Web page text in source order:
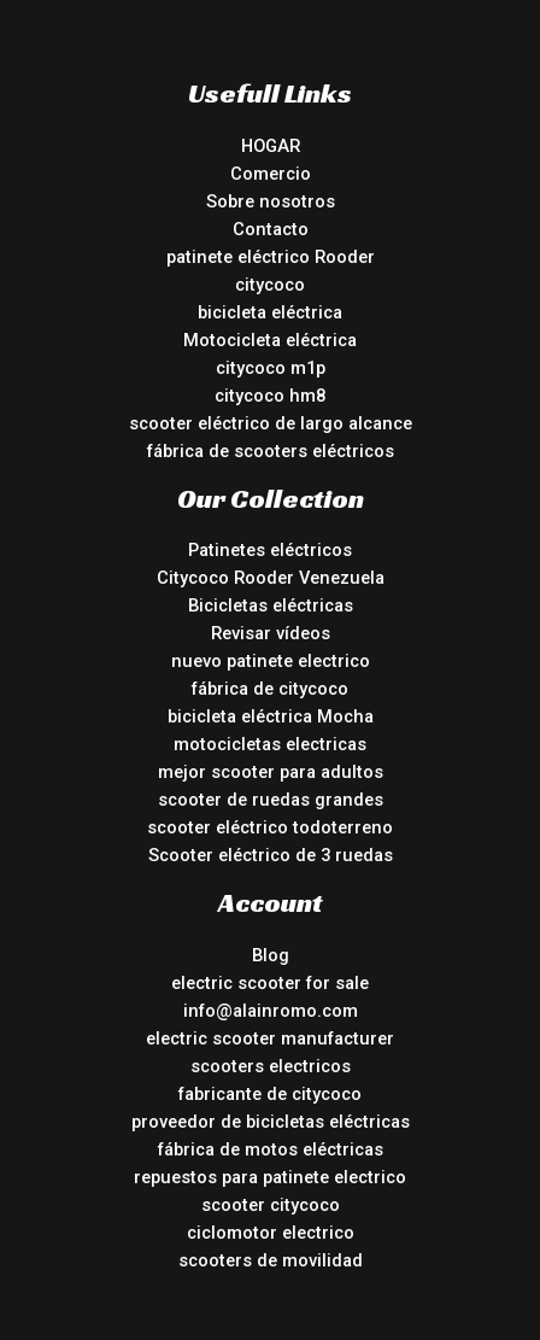
Usefull Links
HOGAR
Comercio
Sobre nosotros
Contacto
patinete eléctrico Rooder
citycoco
bicicleta eléctrica
Motocicleta eléctrica
citycoco m1p
citycoco hm8
scooter eléctrico de largo alcance
fábrica de scooters eléctricos
Our Collection
Patinetes eléctricos
Citycoco Rooder Venezuela
Bicicletas eléctricas
Revisar vídeos
nuevo patinete electrico
fábrica de citycoco
bicicleta eléctrica Mocha
motocicletas electricas
mejor scooter para adultos
scooter de ruedas grandes
scooter eléctrico todoterreno
Scooter eléctrico de 3 ruedas
Account
Blog
electric scooter for sale
info@alainromo.com
electric scooter manufacturer
scooters electricos
fabricante de citycoco
proveedor de bicicletas eléctricas
fábrica de motos eléctricas
repuestos para patinete electrico
scooter citycoco
ciclomotor electrico
scooters de movilidad